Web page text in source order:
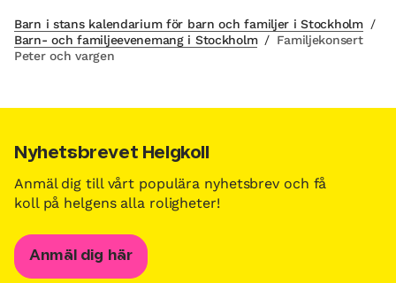
Barn i stans kalendarium för barn och familjer i Stockholm /
Barn- och familjeevenemang i Stockholm / Familjekonsert
Peter och vargen
Nyhetsbrevet Helgkoll
Anmäl dig till vårt populära nyhetsbrev och få
koll på helgens alla roligheter!
Anmäl dig här